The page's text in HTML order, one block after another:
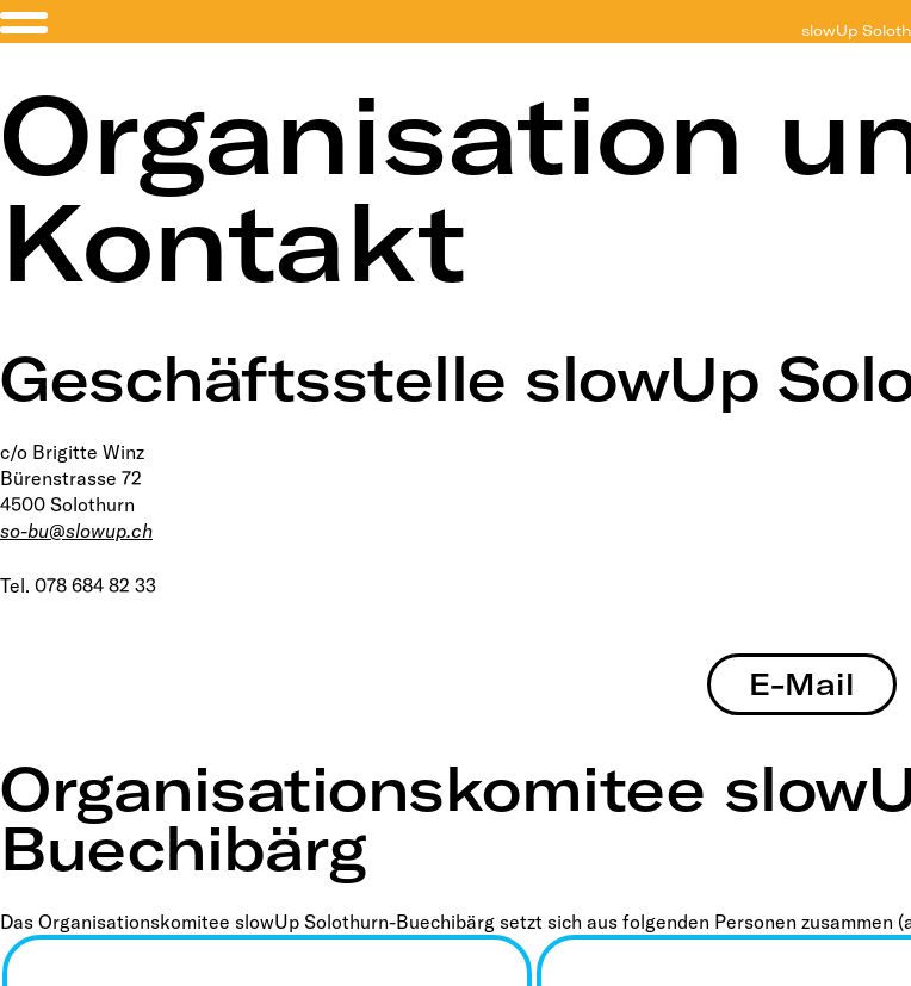
slowUp
Organisation
Kontakt
Geschäftsstelle slowUp
c/o Brigitte Winz
Bürenstrasse 72
4500 Solothurn
so-bu@slowup.ch
Tel. 078 684 82 33
E-Mail
Organisationskomitee
Buechibärg
Das Organisationskomitee slowUp Solothurn-Buechibärg setzt sich aus folgenden Personen zusammen